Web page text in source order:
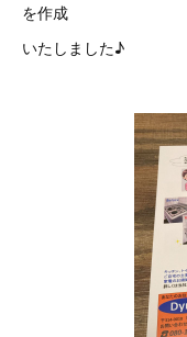
を作成
いたしました♪